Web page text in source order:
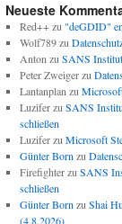
Neueste
Red++zu "deGDID"
Wolf789zu
Anton zu SANS
Peter Zweigerzu
Lantanplan zu
Luziferzu SANS
schließen
Luziferzu Microsoft
Günter Born zu
Firefighterzu SANS
schließen
Günter Born zu Shai
(4.8.2026)